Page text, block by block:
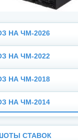
НА ЧМ-2026
НА ЧМ-2022
НА ЧМ-2018
НА ЧМ-2014
СТАВОК